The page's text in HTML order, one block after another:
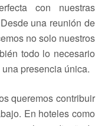
con nuestras
una reunión de
no solo nuestros
todo lo necesario
presencia única.
queremos contribuir
En hoteles como